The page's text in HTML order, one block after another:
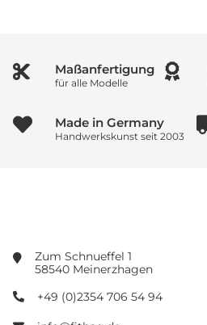
Maßanfertigung
für alle Modelle
Made in Germany
Handwerkskunst seit 2003
Zum Schnueffel 1
58540 Meinerzhagen
+49 (0)2354 706 54 94